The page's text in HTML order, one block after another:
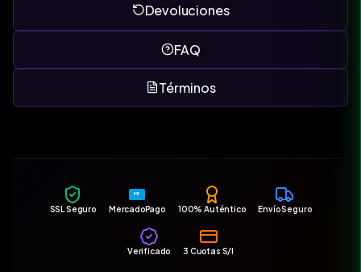
Devoluciones
FAQ
Términos
SSL Seguro
MP
MercadoPago 100% Auténtico Envío Seguro
Verificado 3 Cuotas S/I